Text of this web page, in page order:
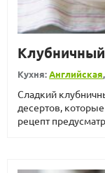
Кухня:Английская
Сладкий
десертов,
рецепт